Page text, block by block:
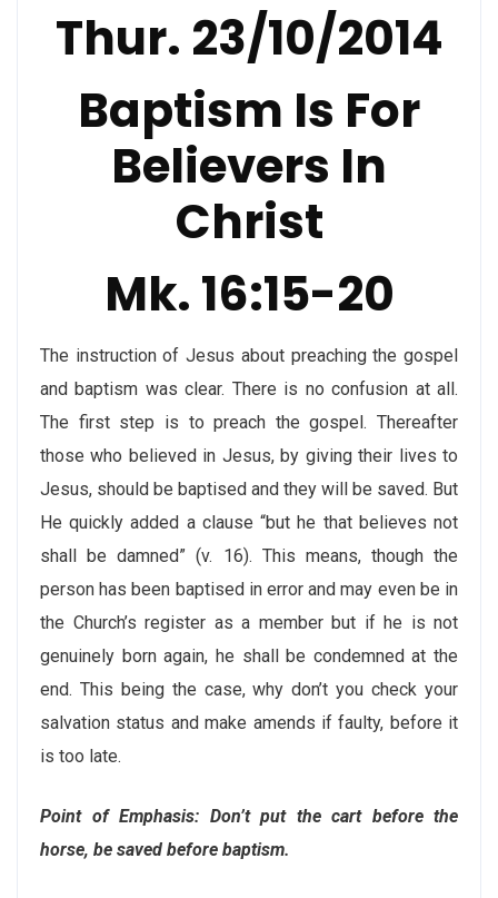
Thur. 23/10/2014
Baptism Is For
Believers In
Christ
Mk. 16:15-20
The instruction of Jesus about preaching the gospel
and baptism was clear. There is no confusion at all.
The first step is to preach the gospel. Thereafter
those who believed in Jesus, by giving their lives to
Jesus, should be baptised and they will be saved. But
He quickly added a clause “but he that believes not
shall be damned” (v. 16). This means, though the
person has been baptised in error and may even be in
the Church’s register as a member but if he is not
genuinely born again, he shall be condemned at the
end. This being the case, why don’t you check your
salvation status and make amends if faulty, before it
is too late.
Point of Emphasis: Don’t put the cart before the
horse, be saved before baptism.